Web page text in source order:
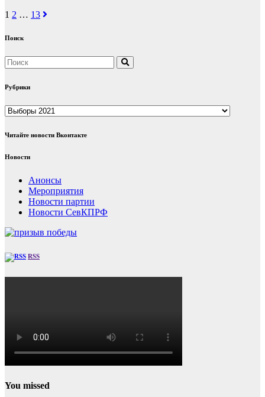
Навигация
по
1 2 … 13
Поиск
Рубрики
Рубрики
Читайте новости Вконтакте
Новости
Анонсы
Мероприятия
Новости партии
Новости СевКПРФ
RSS
You missed